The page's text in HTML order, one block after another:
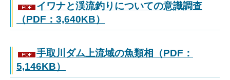
イワナと渓流釣りについての意識調査
（PDF：3,640KB）
手取川ダム上流域の魚類相（PDF：
5,146KB）